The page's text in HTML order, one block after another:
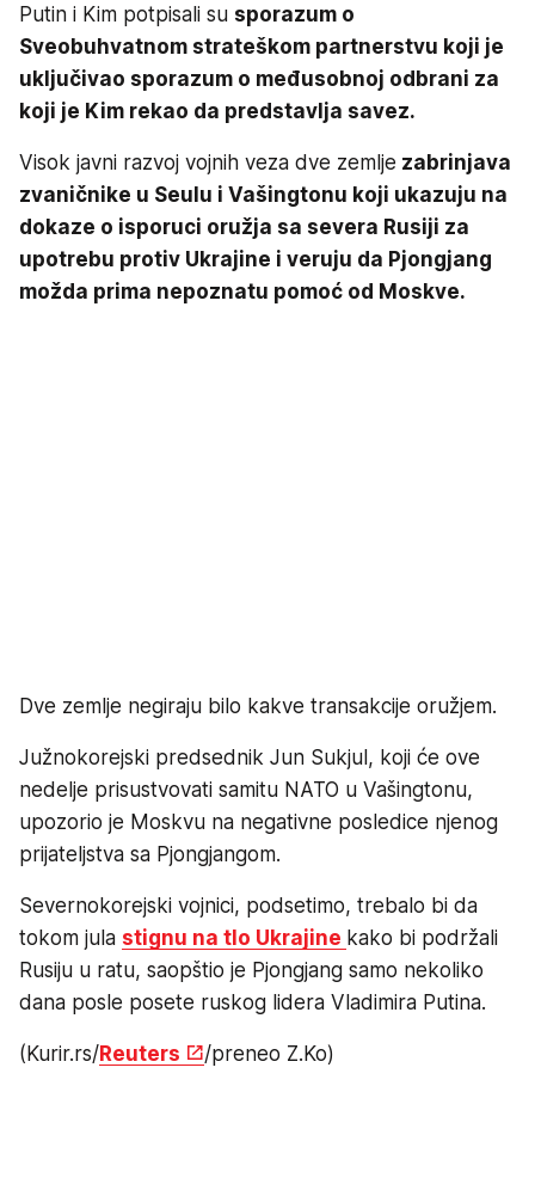
Putin i Kim potpisali su sporazum o
Sveobuhvatnom strateškom partnerstvu koji je
uključivao sporazum o međusobnoj odbrani za
koji je Kim rekao da predstavlja savez.
Visok javni razvoj vojnih veza dve zemlje zabrinjava
zvaničnike u Seulu i Vašingtonu koji ukazuju na
dokaze o isporuci oružja sa severa Rusiji za
upotrebu protiv Ukrajine i veruju da Pjongjang
možda prima nepoznatu pomoć od Moskve.
Dve zemlje negiraju bilo kakve transakcije oružjem.
Južnokorejski predsednik Jun Sukjul, koji će ove
nedelje prisustvovati samitu NATO u Vašingtonu,
upozorio je Moskvu na negativne posledice njenog
prijateljstva sa Pjongjangom.
Severnokorejski vojnici, podsetimo, trebalo bi da
tokom jula stignu na tlo Ukrajine kako bi podržali
Rusiju u ratu, saopštio je Pjongjang samo nekoliko
dana posle posete ruskog lidera Vladimira Putina.
(Kurir.rs/Reuters /preneo Z.Ko)